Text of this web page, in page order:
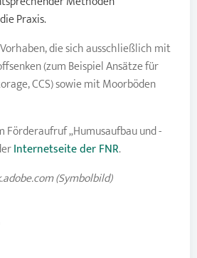
Praxis.
die sich ausschließlich mit
(zum Beispiel Ansätze für
CCS) sowie mit Moorböden
„Humusaufbau und -
Internetseite der FNR.
(Symbolbild)